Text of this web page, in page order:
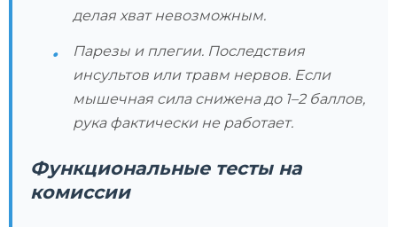
делая хват невозможным.
Парезы и плегии. Последствия
инсультов или травм нервов. Если
мышечная сила снижена до 1–2 баллов,
рука фактически не работает.
Функциональные тесты на
комиссии